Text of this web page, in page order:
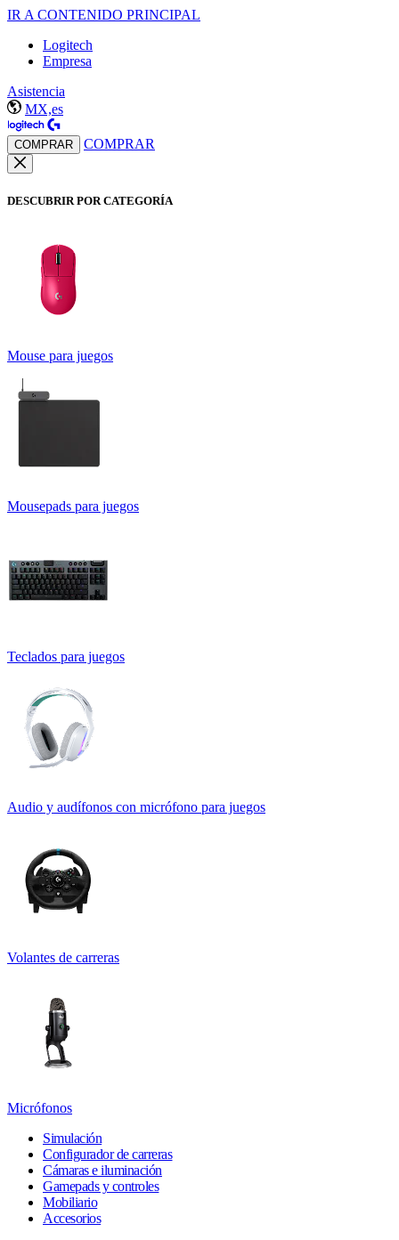
IR A CONTENIDO PRINCIPAL
Logitech
Empresa
Asistencia
MX,es
COMPRAR COMPRAR
DESCUBRIR POR CATEGORÍA
Mouse para juegos
Mousepads para juegos
Teclados para juegos
Audio y audífonos con micrófono para juegos
Volantes de carreras
Micrófonos
Simulación
Configurador de carreras
Cámaras e iluminación
Gamepads y controles
Mobiliario
Accesorios